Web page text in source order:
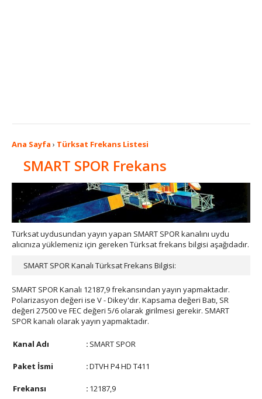
Ana Sayfa › Türksat Frekans Listesi
SMART SPOR Frekans
Türksat uydusundan yayın yapan SMART SPOR kanalını uydu
alıcınıza yüklemeniz için gereken Türksat frekans bilgisi aşağıdadır.
SMART SPOR Kanalı Türksat Frekans Bilgisi:
SMART SPOR Kanalı 12187,9 frekansından yayın yapmaktadır.
Polarizasyon değeri ise V - Dikey'dır. Kapsama değeri Batı, SR
değeri 27500 ve FEC değeri 5/6 olarak girilmesi gerekir. SMART
SPOR kanalı olarak yayın yapmaktadır.
Kanal Adı : SMART SPOR
Paket İsmi :DTVH P4 HD T411
Frekansı : 12187,9